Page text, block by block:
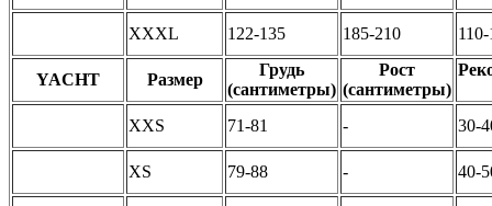
XXXL 122-135 185-210
YACHT Размер
Грудь
(сантиметры)
Рост
(сантиметры)
XXS 71-81 - 30-
XS 79-88 - 40-